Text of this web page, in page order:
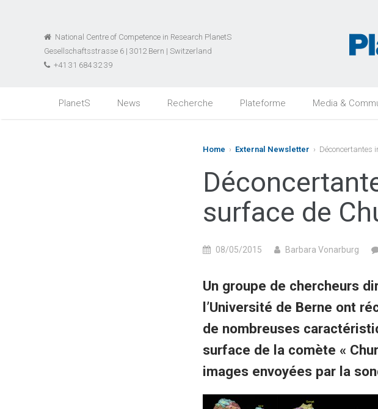
National Centre of Competence in Research PlanetS
Gesellschaftsstrasse 6 | 3012 Bern | Switzerland
+41 31 684 32 39
PlanetS News Recherche Plateforme Media &
Home › External Newsletter › Déconcertantes
surface de
08/05/2015 Barbara Vonarburg
Un groupe de chercheurs
l’Université de Berne ont
de nombreuses
surface de la comète «
images envoyées par la